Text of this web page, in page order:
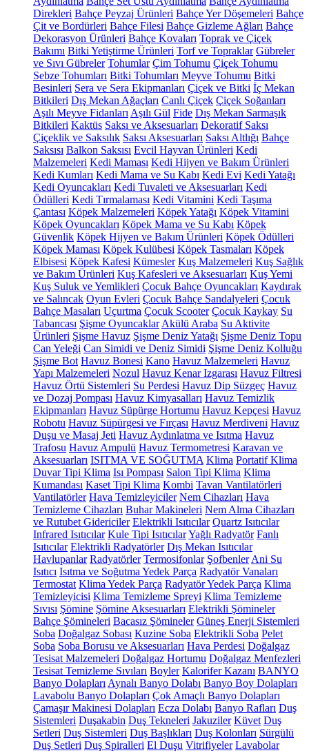
Direkleri Bahçe Peyzaj Ürünleri Bahçe Yer Döşemeleri Bahçe
Çit ve Bordürleri Bahçe Filesi Bahçe Gizleme Ağları Bahçe
Dekorasyon Ürünleri Bahçe Kovaları Toprak ve Çiçek
Bakımı Bitki Yetiştirme Ürünleri Torf ve Topraklar Gübreler
ve Sıvı Gübreler Tohumlar Çim Tohumu Çiçek Tohumu
Sebze Tohumları Bitki Tohumları Meyve Tohumu Bitki
Besinleri Sera ve Sera Ekipmanları Çiçek ve Bitki İç Mekan
Bitkileri Dış Mekan Ağaçları Canlı Çiçek Çiçek Soğanları
Aşılı Meyve Fidanları Aşılı Gül Fide Dış Mekan Sarmaşık
Bitkileri Kaktüs Saksı ve Aksesuarları Dekoratif Saksı
Çiçeklik ve Saksılık Saksı Aksesuarları Saksı Altlığı Bahçe
Saksısı Balkon Saksısı Evcil Hayvan Ürünleri Kedi
Malzemeleri Kedi Maması Kedi Hijyen ve Bakım Ürünleri
Kedi Kumları Kedi Mama ve Su Kabı Kedi Evi Kedi Yatağı
Kedi Oyuncakları Kedi Tuvaleti ve Aksesuarları Kedi
Ödülleri Kedi Tırmalaması Kedi Vitamini Kedi Taşıma
Çantası Köpek Malzemeleri Köpek Yatağı Köpek Vitamini
Köpek Oyuncakları Köpek Mama ve Su Kabı Köpek
Güvenlik Köpek Hijyen ve Bakım Ürünleri Köpek Ödülleri
Köpek Maması Köpek Kulübesi Köpek Tasmaları Köpek
Elbisesi Köpek Kafesi Kümesler Kuş Malzemeleri Kuş Sağlık
ve Bakım Ürünleri Kuş Kafesleri ve Aksesuarları Kuş Yemi
Kuş Suluk ve Yemlikleri Çocuk Bahçe Oyuncakları Kaydırak
ve Salıncak Oyun Evleri Çocuk Bahçe Sandalyeleri Çocuk
Bahçe Masaları Uçurtma Çocuk Scooter Çocuk Kaykay Su
Tabancası Şişme Oyuncaklar Akülü Araba Su Aktivite
Ürünleri Şişme Havuz Şişme Deniz Yatağı Şişme Deniz Topu
Can Yeleği Can Simidi ve Deniz Simidi Şişme Deniz Kolluğu
Şişme Bot Havuz Bonesi Kano Havuz Malzemeleri Havuz
Yapı Malzemeleri Nozul Havuz Kenar Izgarası Havuz Filtresi
Havuz Örtü Sistemleri Su Perdesi Havuz Dip Süzgeç Havuz
ve Dozaj Pompası Havuz Kimyasalları Havuz Temizlik
Ekipmanları Havuz Süpürge Hortumu Havuz Kepçesi Havuz
Robotu Havuz Süpürgesi ve Fırçası Havuz Merdiveni Havuz
Duşu ve Masaj Jeti Havuz Aydınlatma ve Isıtma Havuz
Trafosu Havuz Ampulü Havuz Termometresi Karavan ve
Aksesuarları ISITMA VE SOĞUTMA Klima Portatif Klima
Duvar Tipi Klima Isı Pompası Salon Tipi Klima Klima
Kumandası Kaset Tipi Klima Kombi Tavan Vantilatörleri
Vantilatörler Hava Temizleyiciler Nem Cihazları Hava
Temizleme Cihazları Buhar Makineleri Nem Alma Cihazları
ve Rutubet Gidericiler Elektrikli Isıtıcılar Quartz Isıtıcılar
Infrared Isıtıcılar Kule Tipi IsıtıcılarYağlı Radyatör Fanlı
Isıtıcılar Elektrikli Radyatörler Dış Mekan Isıtıcılar
Havlupanlar Radyatörler Termosifonlar Şofbenler Ani Su
Isıtıcı Isıtma ve Soğutma Yedek Parça Radyatör Vanaları
Termostat Klima Yedek Parça Radyatör Yedek Parça Klima
Temizleyicisi Klima Temizleme Spreyi Klima Temizleme
Sıvısı Şömine Şömine Aksesuarları Elektrikli Şömineler
Bahçe Şömineleri Bacasız Şömineler Güneş Enerji Sistemleri
Soba Doğalgaz Sobası Kuzine Soba Elektrikli Soba Pelet
Soba Soba Borusu ve Aksesuarları Hava Perdesi Doğalgaz
Tesisat Malzemeleri Doğalgaz Hortumu Doğalgaz Menfezleri
Tesisat Temizleme Sıvıları Boyler Kalorifer Kazanı BANYO
Banyo Dolapları Aynalı Banyo Dolabı Banyo Boy Dolapları
Lavabolu Banyo Dolapları Çok Amaçlı Banyo Dolapları
Çamaşır Makinesi Dolapları Ecza Dolabı Banyo Rafları Duş
Sistemleri Duşakabin Duş Tekneleri Jakuziler Küvet Duş
Setleri Duş Sistemleri Duş Başlıkları Duş Kolonları Sürgülü
Duş Setleri Duş Spiralleri El Duşu Vitrifiyeler Lavabolar